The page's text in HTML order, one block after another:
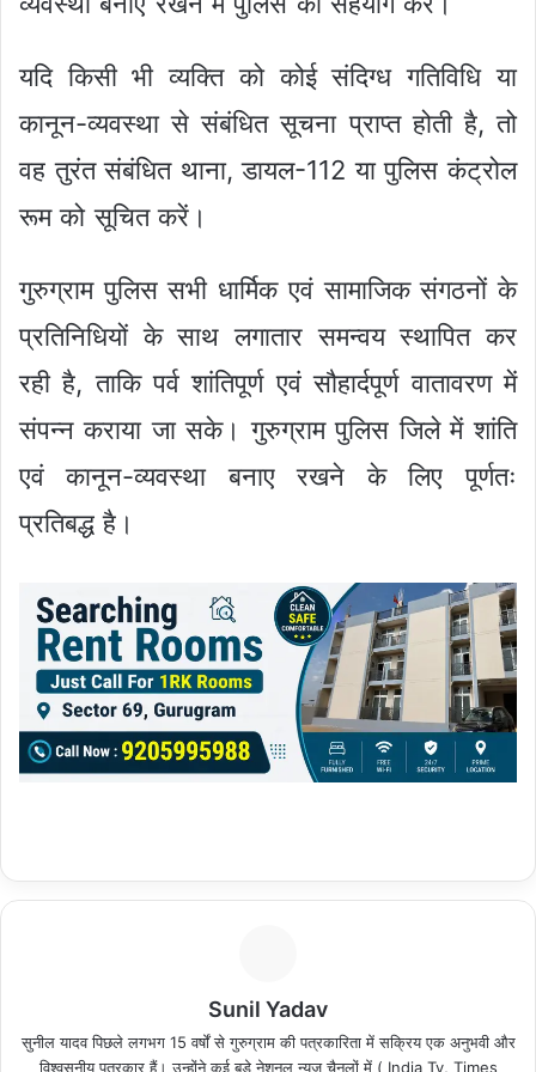
यदि किसी भी व्यक्ति को कोई संदिग्ध गतिविधि या
कानून-व्यवस्था से संबंधित सूचना प्राप्त होती है, तो
वह तुरंत संबंधित थाना, डायल-112 या पुलिस कंट्रोल
रूम को सूचित करें।
गुरुग्राम पुलिस सभी धार्मिक एवं सामाजिक संगठनों के
प्रतिनिधियों के साथ लगातार समन्वय स्थापित कर
रही है, ताकि पर्व शांतिपूर्ण एवं सौहार्दपूर्ण वातावरण में
संपन्न कराया जा सके। गुरुग्राम पुलिस जिले में शांति
एवं कानून-व्यवस्था बनाए रखने के लिए पूर्णतः
प्रतिबद्ध है।
Sunil Yadav
सुनील यादव पिछले लगभग 15 वर्षों से गुरुग्राम की पत्रकारिता में सक्रिय एक अनुभवी और
विश्वसनीय पत्रकार हैं। उन्होंने कई बड़े नेशनल न्यूज़ चैनलों में ( India Tv, Times